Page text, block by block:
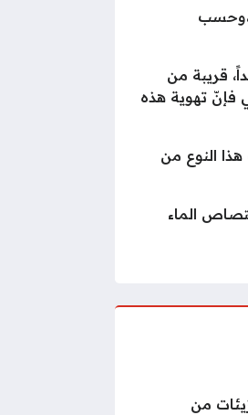
،وحسب
قريبة من
فإنّ تهوية هذه
هذا النوع من
الماء
من